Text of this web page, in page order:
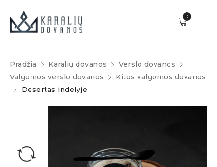
0
Pradžia Karalių dovanos
Verslo dovanos
Valgomos verslo dovanos
Kitos valgomos dovanos
Desertas indelyje